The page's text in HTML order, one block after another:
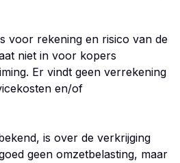
voor rekening en risico van de
niet in voor kopers
Er vindt geen verrekening
en/of
is over de verkrijging
geen omzetbelasting, maar